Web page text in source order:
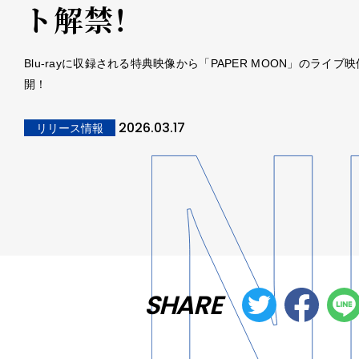
ト解禁！
Blu-rayに収録される特典映像から「PAPER MOON」のライブ映
開！
リリース情報 2026.03.17
SHARE